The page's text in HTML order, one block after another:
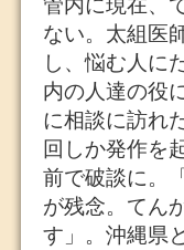
管内に現在、
ない。太組医
し、悩む人に
内の人達の役
に相談に訪れ
回しか発作を
前で破談に。
が残念。てん
す」。沖縄県